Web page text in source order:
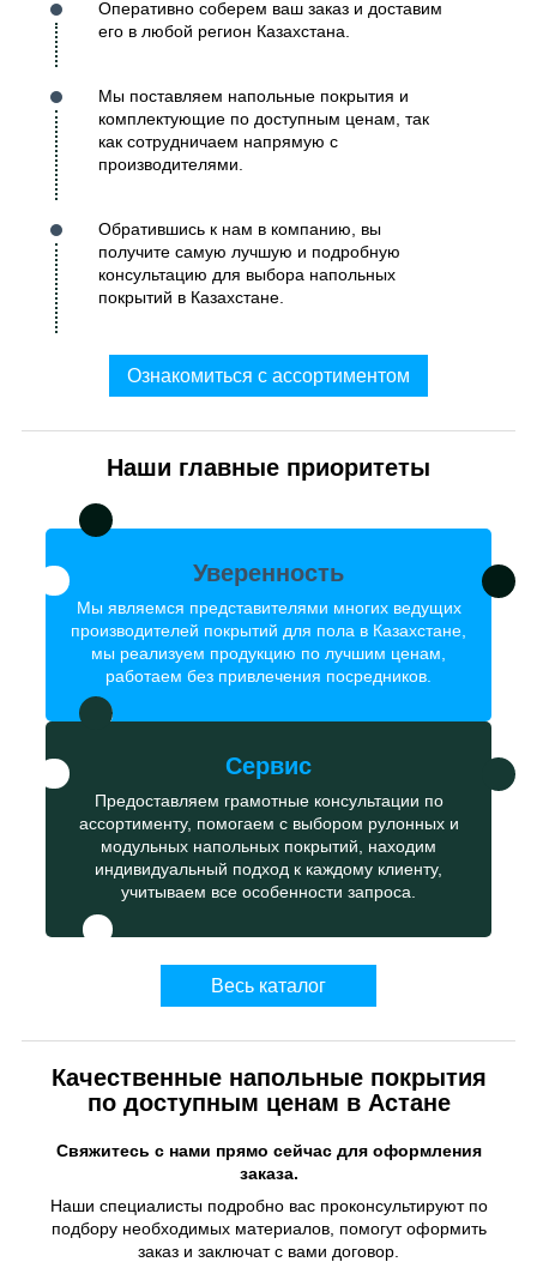
Оперативно соберем ваш заказ и доставим
его в любой регион Казахстана.
Мы поставляем напольные покрытия и
комплектующие по доступным ценам, так
как сотрудничаем напрямую с
производителями.
Обратившись к нам в компанию, вы
получите самую лучшую и подробную
консультацию для выбора напольных
покрытий в Казахстане.
Ознакомиться с ассортиментом
Наши главные приоритеты
Уверенность
Мы являемся представителями многих ведущих
производителей покрытий для пола в Казахстане,
мы реализуем продукцию по лучшим ценам,
работаем без привлечения посредников.
Сервис
Предоставляем грамотные консультации по
ассортименту, помогаем с выбором рулонных и
модульных напольных покрытий, находим
индивидуальный подход к каждому клиенту,
учитываем все особенности запроса.
Весь каталог
Качественные напольные покрытия
по доступным ценам в Астане
Свяжитесь с нами прямо сейчас для оформления
заказа.
Наши специалисты подробно вас проконсультируют по
подбору необходимых материалов, помогут оформить
заказ и заключат с вами договор.